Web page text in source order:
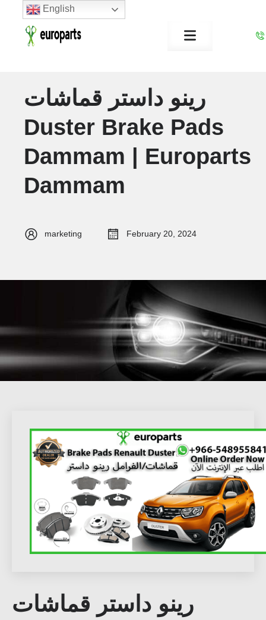
رينو داستر قماشات
Duster Brake Pads
Dammam | Europarts
Dammam
marketing February 20, 2024
رينو داستر قماشات
English